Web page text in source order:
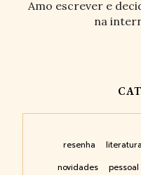
Amo escrever e
na
resenha literatura
novidades
pessoal